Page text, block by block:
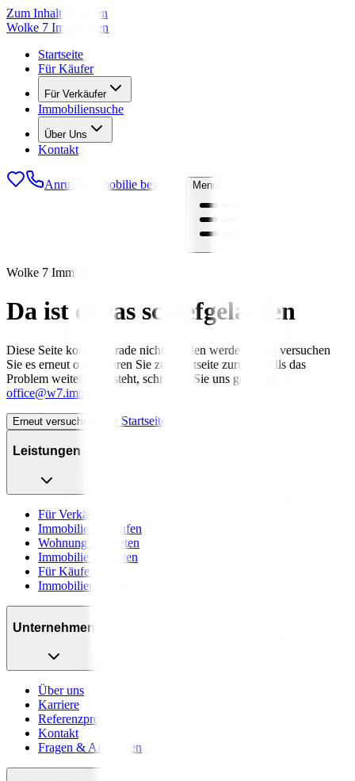
Zum Inhalt springen
Wolke 7 Immobilien
Startseite
Für Käufer
Für Verkäufer
Immobiliensuche
Über Uns
Kontakt
Anrufen Immobilie bewerten Menü öffnen
Wolke 7 Immobilien
Da ist etwas schiefgelaufen
Diese Seite konnte gerade nicht geladen werden. Bitte versuchen
Sie es erneut oder kehren Sie zur Startseite zurück. Falls das
Problem weiterhin besteht, schreiben Sie uns gerne an
office@w7.immo
Erneut versuchen Zur Startseite
Leistungen
Für Verkäufer
Immobilie verkaufen
Wohnung vermieten
Immobilie bewerten
Für Käufer
Immobiliensuche
Unternehmen
Über uns
Karriere
Referenzprojekte
Kontakt
Fragen & Antworten